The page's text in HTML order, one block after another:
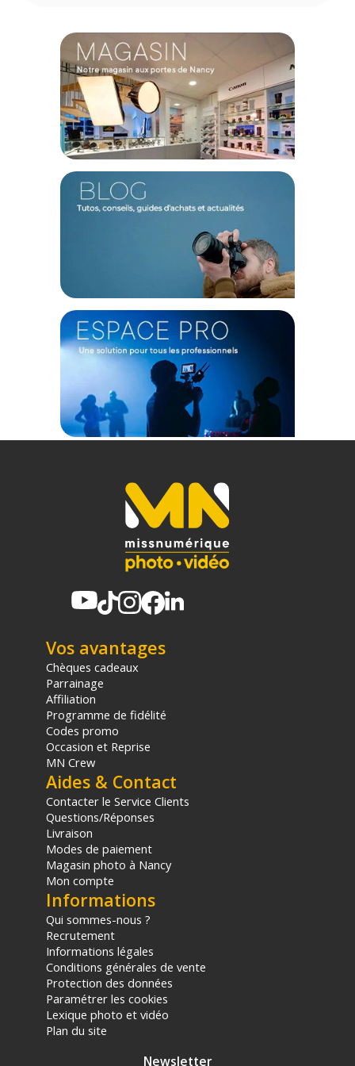
charging) pendant l’utilisation et peut également servir à
recharger d’autres appareils sur le plateau.
Montage simple et rapide
Grâce à son pas de vis standard 1/4"-20, le grip se fixe
facilement sur de nombreux supports, trépieds ou
accessoires compatibles.
Caractéristiques de la Batterie Grip Westcott Ice Light
Autonomie : 1,5 à 3 heures
Température de fonctionnement : -10 à 55°C
Type de fixation : 1/4"-20
Poids : 295 g
CONTENU DU CARTON
1 x Grip batterie Westcott Ice Light 3
Offre valable jusqu'au 07-08-2026 inclus.
Code EAN Westcott Ice Light 3 Batterie Grip - Alimentation -
810164330536
(1) Offre valable jusqu'au 31 Décembre 2030 à partir de 49 euros
d'achat, sur la base d'une expédition Chronopost 24H vers un point
relais situé en France continentale uniquement, valable uniquement
sur les produits de moins de 1m et moins de 20Kg.
(2) Nombre de points Fidélité estimés, hors remises au panier, basé
Vos avantages
Chèques cadeaux
Parrainage
Affiliation
Programme de fidélité
Codes promo
Occasion et Reprise
MN Crew
Aides & Contact
Contacter le Service Clients
Questions/Réponses
Livraison
Modes de paiement
Magasin photo à Nancy
Mon compte
Informations
Qui sommes-nous ?
Recrutement
Informations légales
Conditions générales de vente
Protection des données
Paramétrer les cookies
Lexique photo et vidéo
Plan du site
Newsletter